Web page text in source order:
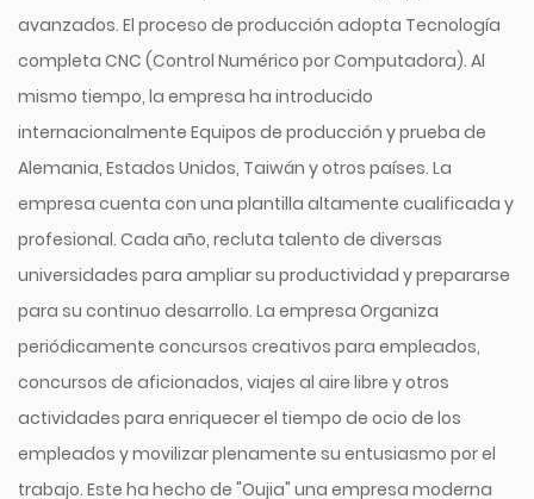
avanzados. El proceso de producción adopta Tecnología
completa CNC (Control Numérico por Computadora). Al
mismo tiempo, la empresa ha introducido
internacionalmente Equipos de producción y prueba de
Alemania, Estados Unidos, Taiwán y otros países. La
empresa cuenta con una plantilla altamente cualificada y
profesional. Cada año, recluta talento de diversas
universidades para ampliar su productividad y prepararse
para su continuo desarrollo. La empresa Organiza
periódicamente concursos creativos para empleados,
concursos de aficionados, viajes al aire libre y otros
actividades para enriquecer el tiempo de ocio de los
empleados y movilizar plenamente su entusiasmo por el
trabajo. Este ha hecho de "Oujia" una empresa moderna